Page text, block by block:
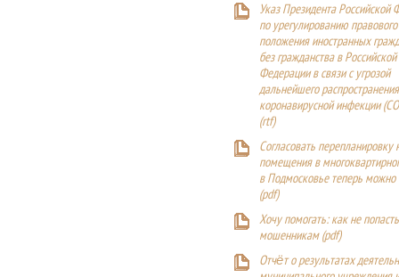
Указ Президента Российской
по урегулированию правового
положения иностранных
без гражданства в Российской
Федерации в связи с угрозой
дальнейшего
коронавирусной инфекции
(rtf)
Согласовать перепланировку
помещения в
в Подмосковье теперь можно
(pdf)
Хочу помогать: как не
мошенникам (pdf)
Отчёт о результатах